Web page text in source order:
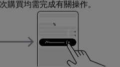
購買均需完成有關操作。